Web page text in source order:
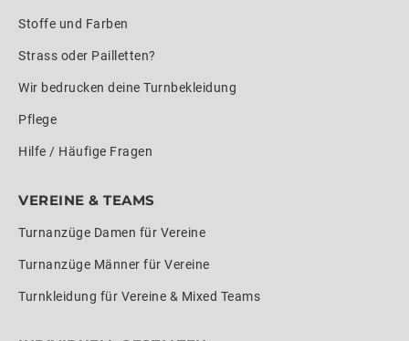
Stoffe und Farben
Strass oder Pailletten?
Wir bedrucken deine Turnbekleidung
Pflege
Hilfe / Häufige Fragen
VEREINE & TEAMS
Turnanzüge Damen für Vereine
Turnanzüge Männer für Vereine
Turnkleidung für Vereine & Mixed Teams